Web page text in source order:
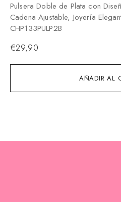
AÑADIR AL
Pulsera Doble de Plata con
Cadena Ajustable, Joyería
CHP133PULP2B
€29,90